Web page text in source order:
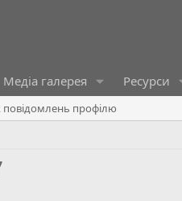
Медіа галерея Ресурси
профілю